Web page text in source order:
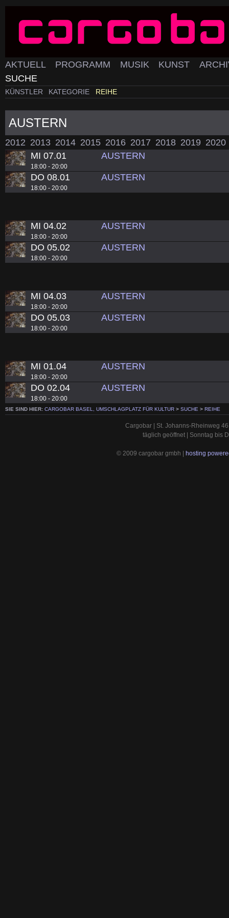
AKTUELL PROGRAMM MUSIK KUNST
SUCHE
KÜNSTLER KATEGORIE REIHE
AUSTERN
2012 2013 2014 2015 2016 2017 2018 2019 2020
MI 07.01
18:00 - 20:00
AUSTERN
DO 08.01
18:00 - 20:00
AUSTERN
MI 04.02
18:00 - 20:00
AUSTERN
DO 05.02
18:00 - 20:00
AUSTERN
MI 04.03
18:00 - 20:00
AUSTERN
DO 05.03
18:00 - 20:00
AUSTERN
MI 01.04
18:00 - 20:00
AUSTERN
DO 02.04
18:00 - 20:00
AUSTERN
SIE SIND HIER: CARGOBAR BASEL, UMSCHLAGPLATZ FÜR KULTUR > SUCHE > REIHE
Cargobar | St. Johanns-Rheinweg
täglich geöffnet | Sonntag bis
© 2009 cargobar gmbh | hosting